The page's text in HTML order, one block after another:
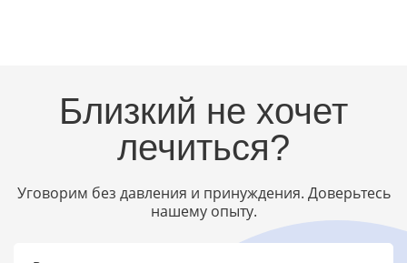
Близкий не хочет
лечиться?
Уговорим без давления и принуждения. Доверьтесь
нашему опыту.